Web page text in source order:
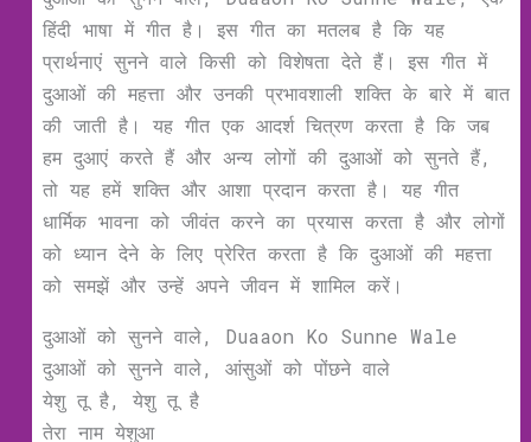
हिंदी भाषा में गीत है। इस गीत का मतलब है कि यह
प्रार्थनाएं सुनने वाले किसी को विशेषता देते हैं। इस गीत में
दुआओं की महत्ता और उनकी प्रभावशाली शक्ति के बारे में बात
की जाती है। यह गीत एक आदर्श चित्रण करता है कि जब
हम दुआएं करते हैं और अन्य लोगों की दुआओं को सुनते हैं,
तो यह हमें शक्ति और आशा प्रदान करता है। यह गीत
धार्मिक भावना को जीवंत करने का प्रयास करता है और लोगों
को ध्यान देने के लिए प्रेरित करता है कि दुआओं की महत्ता
को समझें और उन्हें अपने जीवन में शामिल करें।
दुआओं को सुनने वाले, Duaaon Ko Sunne Wale
दुआओं को सुनने वाले, आंसुओं को पोंछने वाले
येशु तू है, येशु तू है
तेरा नाम येशुआ